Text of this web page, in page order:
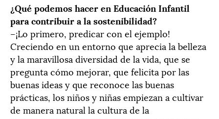
¿Qué podemos hacer en Educación Infantil
para contribuir a la sostenibilidad?
–¡Lo primero, predicar con el ejemplo!
Creciendo en un entorno que aprecia la belleza
y la maravillosa diversidad de la vida, que se
pregunta cómo mejorar, que felicita por las
buenas ideas y que reconoce las buenas
prácticas, los niños y niñas empiezan a cultivar
de manera natural la cultura de la